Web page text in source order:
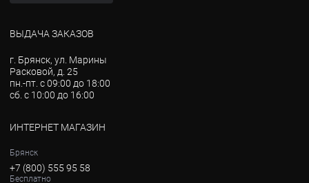
ВЫДАЧА ЗАКАЗОВ
г. Брянск, ул. Марины
Расковой, д. 25
пн.-пт. с 09:00 до 18:00
сб. с 10:00 до 16:00
ИНТЕРНЕТ МАГАЗИН
Брянск
+7 (800) 555 95 58
Бесплатно